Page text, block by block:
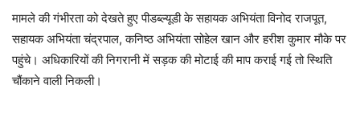
मामले की गंभीरता को देखते हुए पीडब्ल्यूडी के सहायक अभियंता विनोद राजपूत,
सहायक अभियंता चंद्रपाल, कनिष्ठ अभियंता सोहेल खान और हरीश कुमार मौके पर
पहुंचे। अधिकारियों की निगरानी में सड़क की मोटाई की माप कराई गई तो स्थिति
चौंकाने वाली निकली।